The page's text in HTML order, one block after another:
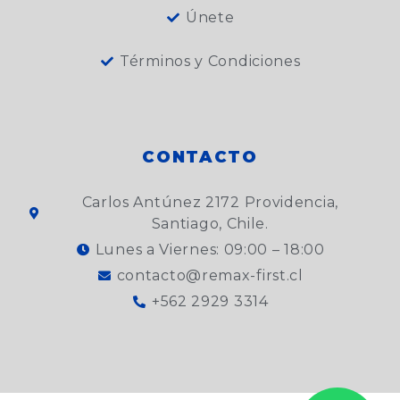
Únete
Términos y Condiciones
CONTACTO
Carlos Antúnez 2172 Providencia,
Santiago, Chile.
Lunes a Viernes: 09:00 – 18:00
contacto@remax-first.cl
+562 2929 3314